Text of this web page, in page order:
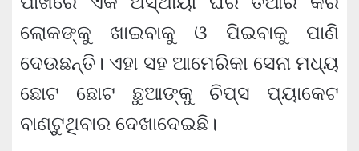
ଲୋକଙ୍କୁ ଖାଇବାକୁ ଓ ପିଇବାକୁ ପାଣି
ଦେଉଛନ୍ତି। ଏହା ସହ ଆମେରିକା ସେନା ମଧ୍ୟ
ଛୋଟ ଛୋଟ ଛୁଆଙ୍କୁ ଚିପ୍ସ ପ୍ୟାକେଟ
ବାଣ୍ଟୁଥିବାର ଦେଖାଦେଇଛି।